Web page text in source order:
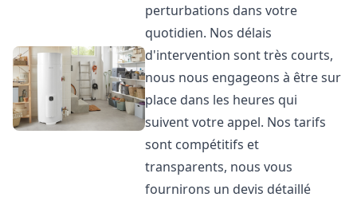
perturbations dans votre
quotidien. Nos délais
d'intervention sont très courts,
nous nous engageons à être sur
place dans les heures qui
suivent votre appel. Nos tarifs
sont compétitifs et
transparents, nous vous
fournirons un devis détaillé